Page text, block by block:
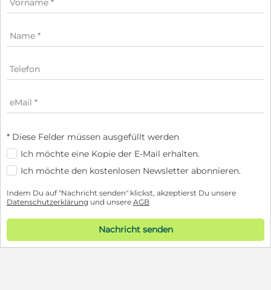
* Diese Felder müssen ausgefüllt werden
Ich möchte eine Kopie der E-Mail erhalten.
Ich möchte den kostenlosen Newsletter abonnieren.
Indem Du auf "Nachricht senden" klickst, akzeptierst Du unsere
Datenschutzerklärung und unsere AGB
Nachricht senden